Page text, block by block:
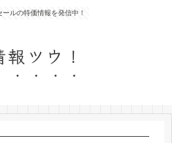
ルの特価情報を発信中！
ツウ！